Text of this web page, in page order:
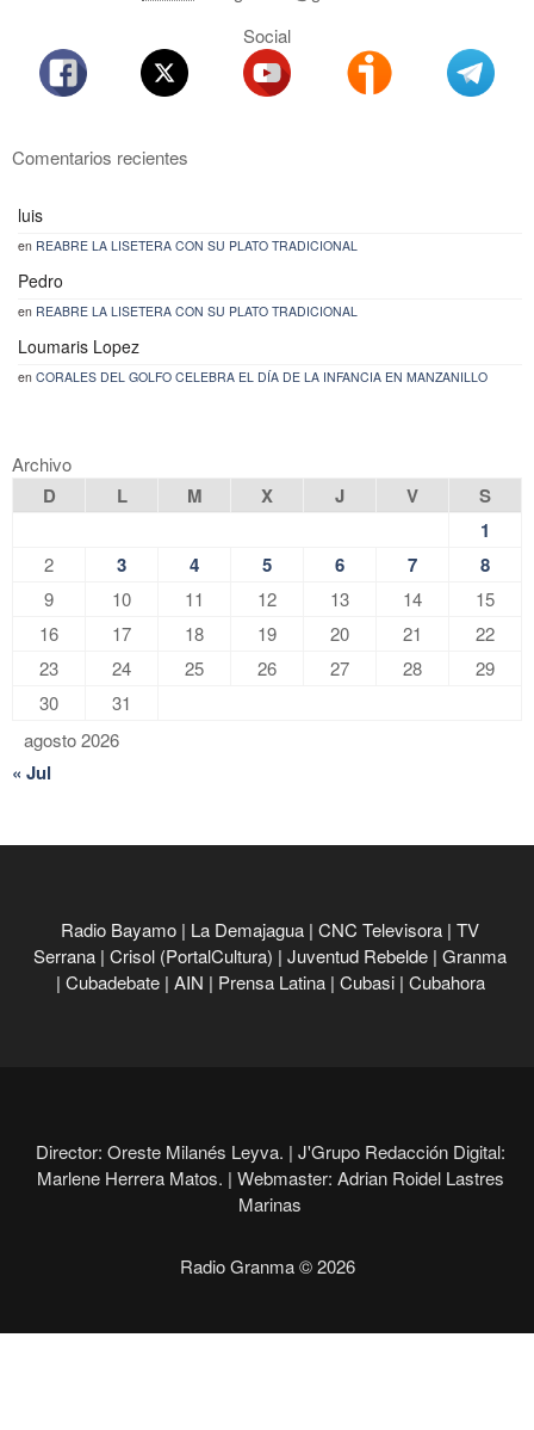
Social
Comentarios recientes
luis
en REABRE LA LISETERA CON SU PLATO TRADICIONAL
Pedro
en REABRE LA LISETERA CON SU PLATO TRADICIONAL
Loumaris Lopez
en CORALES DEL GOLFO CELEBRA EL DÍA DE LA INFANCIA EN MANZANILLO
Archivo
agosto 2026
D L M X J V
S
1
2 3 4 5 6 7 8
9 10 11 12 13 14
15
16
17 18 19 20 21
22
23
24 25 26 27 28
29
30
31
« Jul
Radio Bayamo | La Demajagua | CNC Televisora | TV
Serrana | Crisol (PortalCultura) | Juventud Rebelde | Granma
| Cubadebate | AIN | Prensa Latina | Cubasi | Cubahora
Director: Oreste Milanés Leyva. | J'Grupo Redacción Digital:
Marlene Herrera Matos. | Webmaster: Adrian Roidel Lastres
Marinas
Radio Granma © 2026